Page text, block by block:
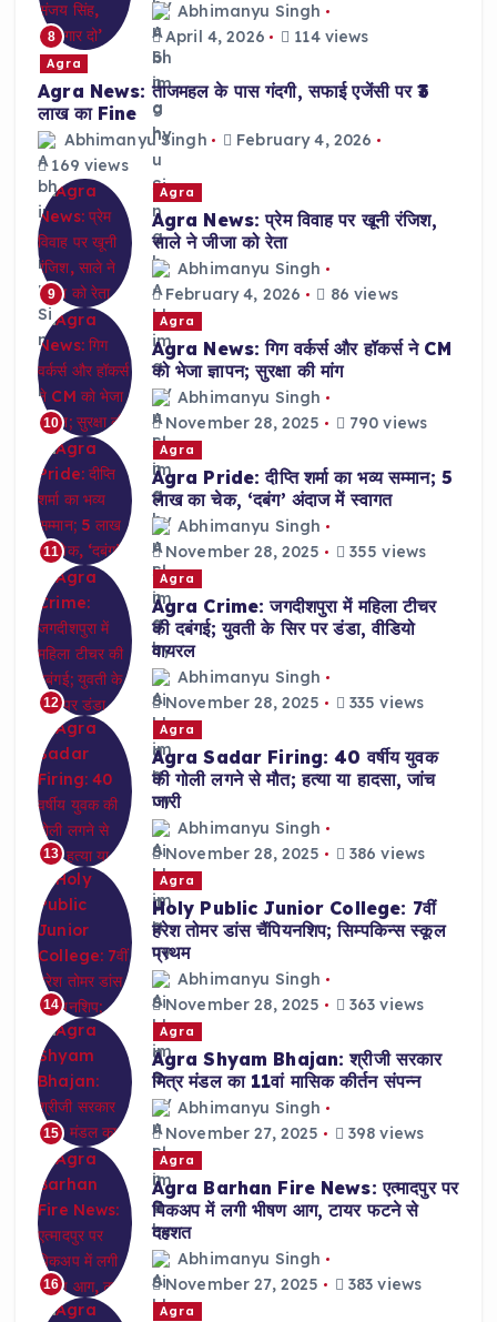
8
Abhimanyu Singh
April 4, 2026
114 views
Agra
Agra News: ताजमहल के पास गंदगी, सफाई एजेंसी पर ₹3
लाख का Fine
Abhimanyu Singh
February 4, 2026
169 views
9
Agra
Agra News: प्रेम विवाह पर खूनी रंजिश,
साले ने जीजा को रेता
Abhimanyu Singh
February 4, 2026
86 views
10
Agra
Agra News: गिग वर्कर्स और हॉकर्स ने CM
को भेजा ज्ञापन; सुरक्षा की मांग
Abhimanyu Singh
November 28, 2025
790 views
11
Agra
Agra Pride: दीप्ति शर्मा का भव्य सम्मान; 5
लाख का चेक, ‘दबंग’ अंदाज में स्वागत
Abhimanyu Singh
November 28, 2025
355 views
12
Agra
Agra Crime: जगदीशपुरा में महिला टीचर
की दबंगई; युवती के सिर पर डंडा, वीडियो
वायरल
Abhimanyu Singh
November 28, 2025
335 views
13
Agra
Agra Sadar Firing: 40 वर्षीय युवक
की गोली लगने से मौत; हत्या या हादसा, जांच
जारी
Abhimanyu Singh
November 28, 2025
386 views
14
Agra
Holy Public Junior College: 7वीं
हरेश तोमर डांस चैंपियनशिप; सिम्पकिन्स स्कूल
प्रथम
Abhimanyu Singh
November 28, 2025
363 views
15
Agra
Agra Shyam Bhajan: श्रीजी सरकार
मित्र मंडल का 11वां मासिक कीर्तन संपन्न
Abhimanyu Singh
November 27, 2025
398 views
16
Agra
Agra Barhan Fire News: एत्मादपुर पर
पिकअप में लगी भीषण आग, टायर फटने से
दहशत
Abhimanyu Singh
November 27, 2025
383 views
Agra